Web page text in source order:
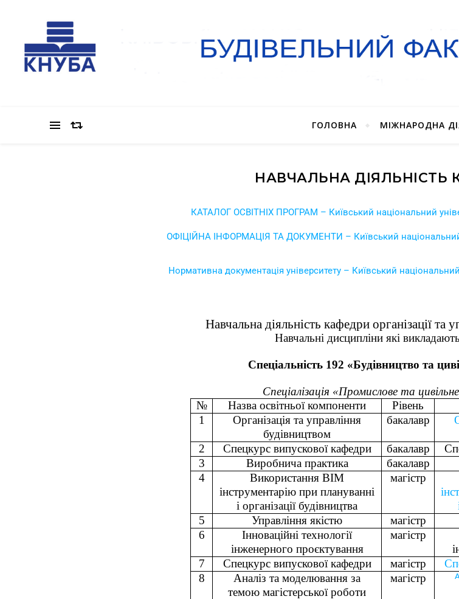
ГОЛОВНА МІЖНАРОДНА
НАВЧАЛЬНА ДІЯЛЬНІСТЬ
КАТАЛОГ ОСВІТНІХ ПРОГРАМ – Київський національний
ОФІЦІЙНА ІНФОРМАЦІЯ ТА ДОКУМЕНТИ – Київський національний
Нормативна документація університету – Київський національний
Навчальна діяльність кафедри організації та
Навчальні дисципліни які
Спеціальність 192 «Будівництво та
Спеціалізація «Промислове та
№
Назва освітньої компоненти Рівень
1
Організація та управління
будівництвом
бакалавр
2
Спецкурс випускової кафедри бакалавр
3
Виробнича практика бакалавр
4
Використання BIM
інструментарію при плануванні
і організації будівництва
магістр
5
Управління якістю магістр
6
Інноваційні технології
інженерного проєктування
магістр
7
Спецкурс випускової кафедри магістр
8
Аналіз та моделювання за
темою магістерської роботи
магістр